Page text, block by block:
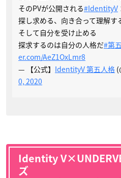
そのPVが公開される#IdentityV
探し求める、向き合って理解す
そして自分を受け止める
探求するのは自分の人格だ#第
er.com/AeZ1OxLmr8
— 【公式】 IdentityV 第五人格
0, 2020
Identity
ズ